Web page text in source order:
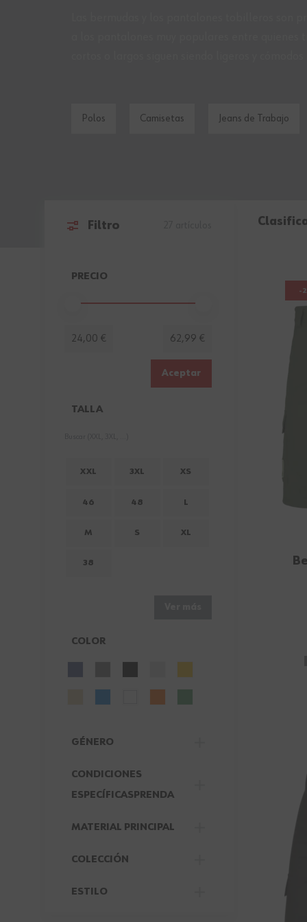
Polos Camisetas Jeans de Trabajo
Filtro
Ir a la lista de productos
PRECIO
Minimum value
24,00 €
Valor máximo
62,99 €
Aceptar
TALLA
XXL 3XL XS
46 48 L
M S XL
38
COLOR
FILTER
GÉNERO
CONDICIONES
ESPECÍFICASPRENDAFILTER
MATERIAL PRINCIPAL
COLECCIÓN
ESTILO
-